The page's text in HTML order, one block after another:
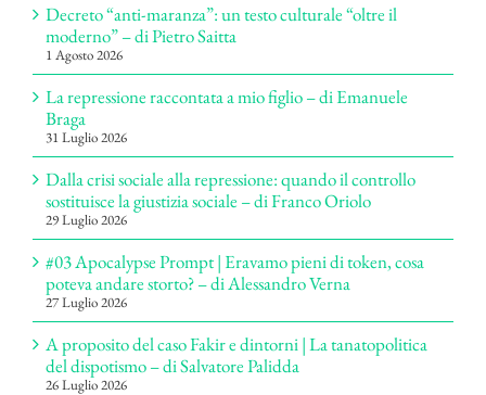
Decreto “anti-maranza”: un testo culturale “oltre il
moderno” – di Pietro Saitta
1 Agosto 2026
La repressione raccontata a mio figlio – di Emanuele
Braga
31 Luglio 2026
Dalla crisi sociale alla repressione: quando il controllo
sostituisce la giustizia sociale – di Franco Oriolo
29 Luglio 2026
#03 Apocalypse Prompt | Eravamo pieni di token, cosa
poteva andare storto? – di Alessandro Verna
27 Luglio 2026
A proposito del caso Fakir e dintorni | La tanatopolitica
del dispotismo – di Salvatore Palidda
26 Luglio 2026